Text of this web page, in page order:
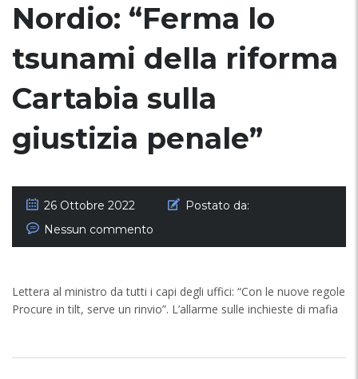
Nordio: “Ferma lo
tsunami della riforma
Cartabia sulla
giustizia penale”
26 Ottobre 2022
Postato da:
Nessun commento
Lettera al ministro da tutti i capi degli uffici: “Con le nuove regole
Procure in tilt, serve un rinvio”. L’allarme sulle inchieste di mafia